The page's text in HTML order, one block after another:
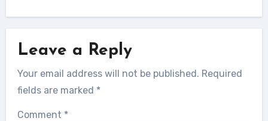
Leave a Reply
Your email address will not be published. Required
fields are marked *
Comment *